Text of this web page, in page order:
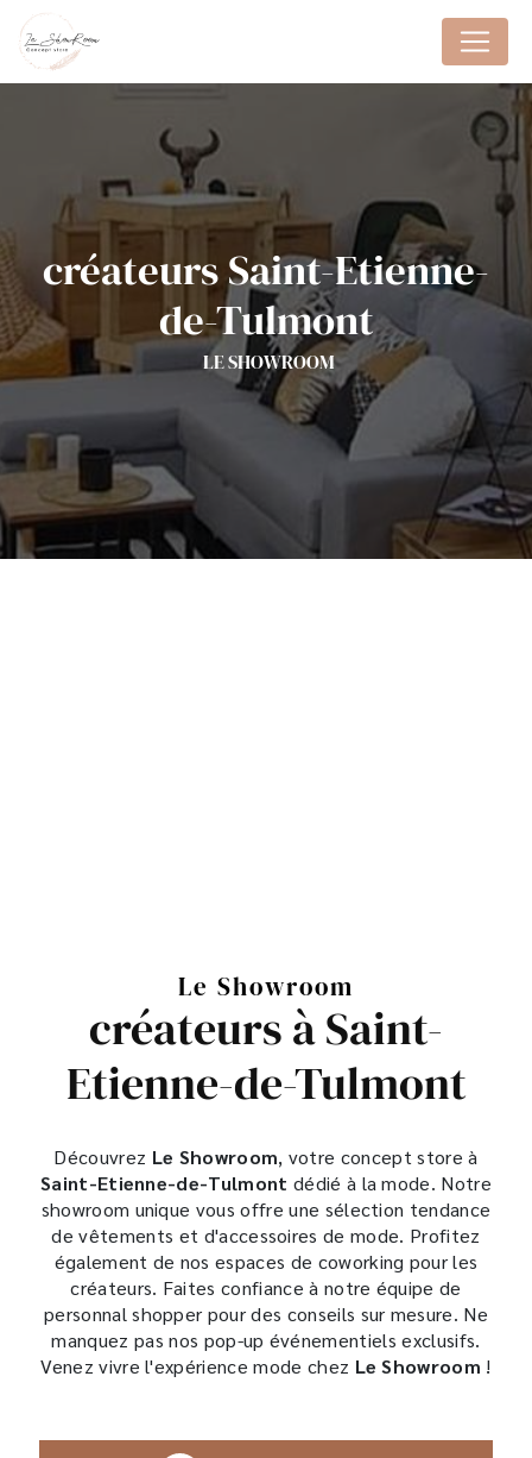
créateurs Saint-Etienne-
de-Tulmont
LE SHOWROOM
Le Showroom
créateurs à Saint-
Etienne-de-Tulmont
Découvrez Le Showroom, votre concept store à
Saint-Etienne-de-Tulmont dédié à la mode. Notre
showroom unique vous offre une sélection tendance
de vêtements et d'accessoires de mode. Profitez
également de nos espaces de coworking pour les
créateurs. Faites confiance à notre équipe de
personnal shopper pour des conseils sur mesure. Ne
manquez pas nos pop-up événementiels exclusifs.
Venez vivre l'expérience mode chez Le Showroom !
Panneau de gestion des cookies